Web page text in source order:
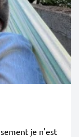
je n'est